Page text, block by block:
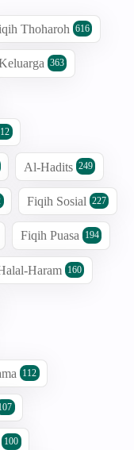
Thoharoh 616
363
Al-Hadits 249
Fiqih Sosial 227
Fiqih Puasa 194
Haram 160
112
100